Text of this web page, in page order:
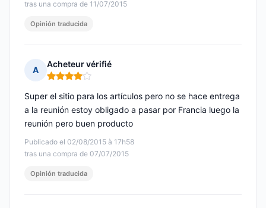
tras una compra de 11/07/2015
Opinión traducida
A
Acheteur vérifié
Nota: 4 de 5
Publicado el 02/08/2015 à 17h58
tras una compra de 07/07/2015
Super el sitio para los artículos pero no se hace entrega
a la reunión estoy obligado a pasar por Francia luego la
reunión pero buen producto
Opinión traducida